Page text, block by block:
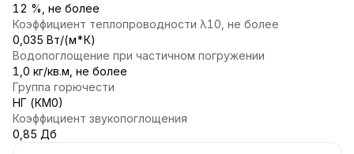
12 %, не более
Коэффициент теплопроводности λ10, не более
0,035 Вт/(м*К)
Водопоглощение при частичном погружении
1,0 кг/кв.м, не более
Группа горючести
НГ (КМ0)
Коэффициент звукопоглощения
0,85 Дб